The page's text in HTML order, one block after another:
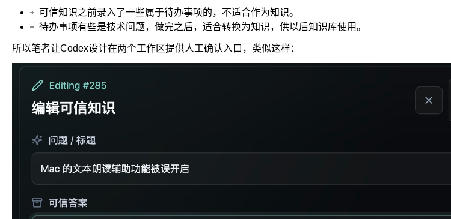
可信知识之前录入了一些属于待办事项的，不适合作为知识。
待办事项有些是技术问题，做完之后，适合转换为知识，供以后知识库使用。
所以笔者让Codex设计在两个工作区提供人工确认入口，类似这样：